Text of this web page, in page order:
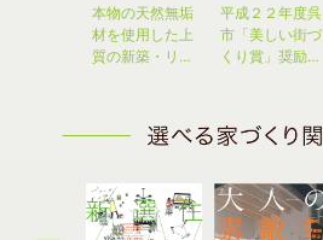
本物の天然無垢
材を使用した上
質の新築・リ…
平成２２年度呉
市「美しい街づ
くり賞」奨励…